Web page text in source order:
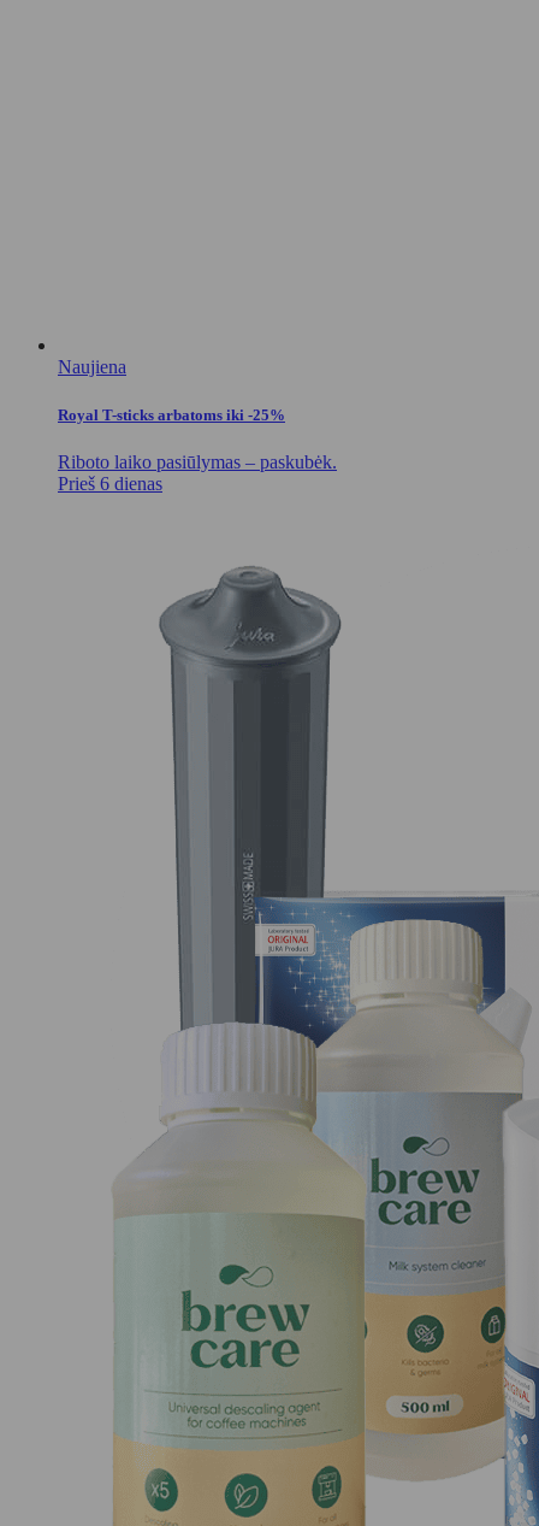
Naujiena
Royal T-sticks arbatoms iki -25%
Riboto laiko pasiūlymas – paskubėk.
Prieš 6 dienas